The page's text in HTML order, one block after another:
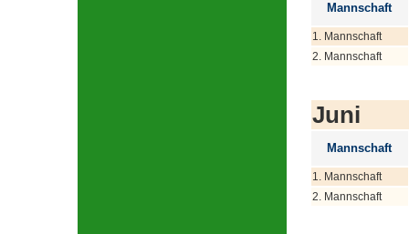
Mannschaft
1. Mannschaft
2. Mannschaft
Juni
Mannschaft
1. Mannschaft
2. Mannschaft